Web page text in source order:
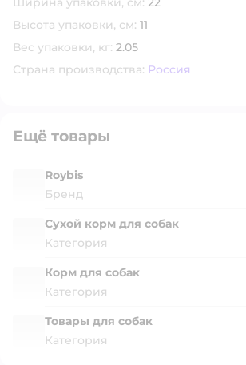
Высота упаковки, см: 11
Вес упаковки, кг: 2.05
Страна производства: Россия
Ещё товары
Roybis
Бренд
Сухой корм для собак
Категория
Корм для собак
Категория
Товары для собак
Категория